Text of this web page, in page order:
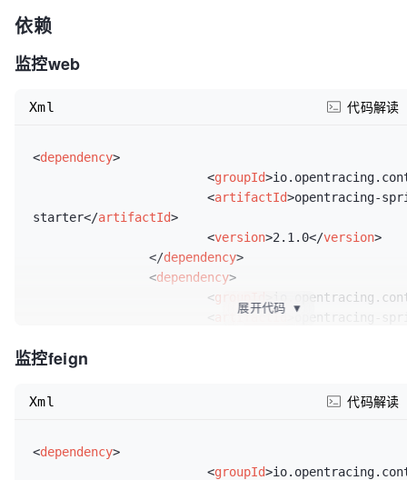
依赖
监控web
<dependency>
<groupId>
<artifactId>opentracing-
starter</artifactId>
<version>2.1.0</version>
</dependency>
<dependency>
<groupId
artifactId
Xml 代码解读
展开代码 ▼
监控feign
<dependency>
<groupId>
Xml 代码解读